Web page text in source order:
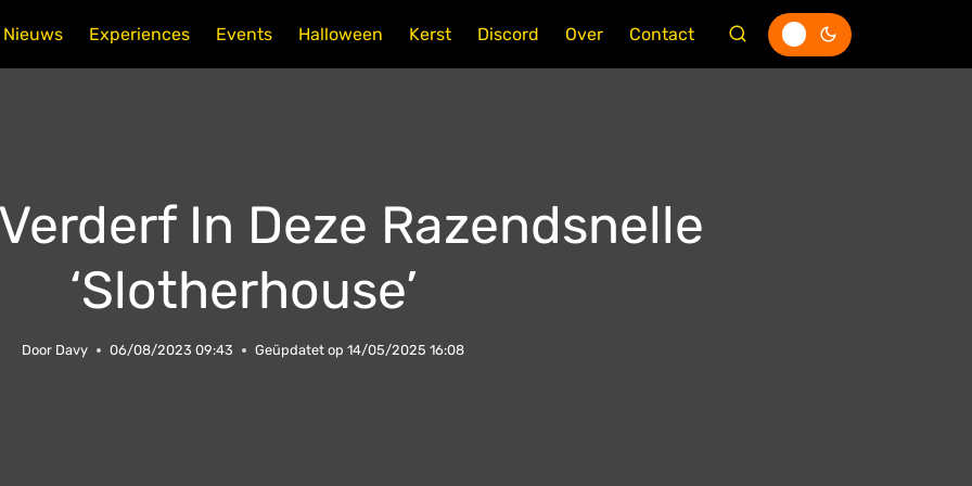
Nieuws Experiences Events Halloween Kerst Discord Over Contact
In Deze Razendsnelle
‘Slotherhouse’
Door Davy 06/08/2023 09:43 Geüpdatet op 14/05/2025 16:08